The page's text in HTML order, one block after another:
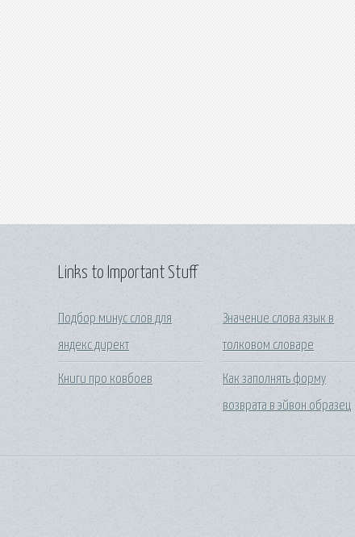
Links to Important Stuff
Подбор минус слов для
яндекс директ
Книги про ковбоев
Значение слова язык в
толковом словаре
Как заполнять форму
возврата в эйвон образец